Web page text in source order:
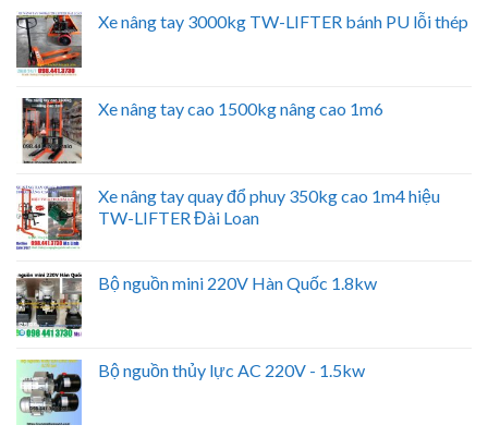
Xe nâng tay 3000kg TW-LIFTER bánh PU lỗi thép
Xe nâng tay cao 1500kg nâng cao 1m6
Xe nâng tay quay đổ phuy 350kg cao 1m4 hiệu
TW-LIFTER Đài Loan
Bộ nguồn mini 220V Hàn Quốc 1.8kw
Bộ nguồn thủy lực AC 220V - 1.5kw